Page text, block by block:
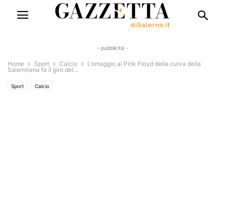
- pubblicità -
Home Sport Calcio
L’omaggio ai Pink Floyd della curva della
Salernitana fa il giro del...
Sport Calcio